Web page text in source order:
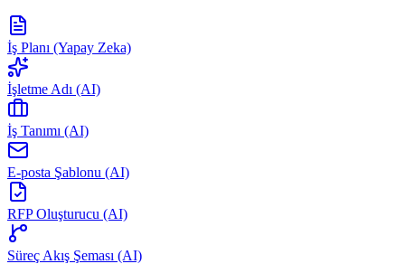
İş Planı (Yapay Zeka)
İşletme Adı (AI)
İş Tanımı (AI)
E-posta Şablonu (AI)
RFP Oluşturucu (AI)
Süreç Akış Şeması (AI)